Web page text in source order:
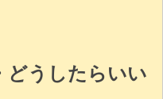
どうしたらいい